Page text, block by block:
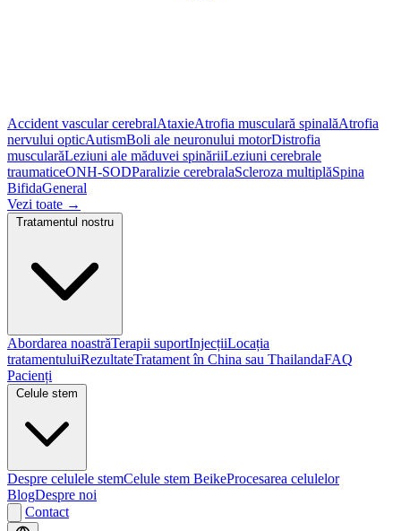
Accident vascular cerebralAtaxieAtrofia musculară spinalăAtrofia
nervului opticAutismBoli ale neuronului motorDistrofia
muscularăLeziuni ale măduvei spinăriiLeziuni cerebrale
traumaticeONH-SODParalizie cerebralaScleroza multiplăSpina
BifidaGeneral
Vezi toate →
Abordarea noastrăTerapii suportInjecțiiLocația
tratamentuluiRezultateTratament în China sau ThailandaFAQ
Pacienți
Despre celulele stemCelule stem BeikeProcesarea celulelor
BlogDespre noi
Contact